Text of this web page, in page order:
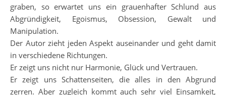
graben, so erwartet uns ein grauenhafter Schlund aus
Abgründigkeit, Egoismus, Obsession, Gewalt und
Manipulation.
Der Autor zieht jeden Aspekt auseinander und geht damit
in verschiedene Richtungen.
Er zeigt uns nicht nur Harmonie, Glück und Vertrauen.
Er zeigt uns Schattenseiten, die alles in den Abgrund
zerren. Aber zugleich kommt auch sehr viel Einsamkeit,